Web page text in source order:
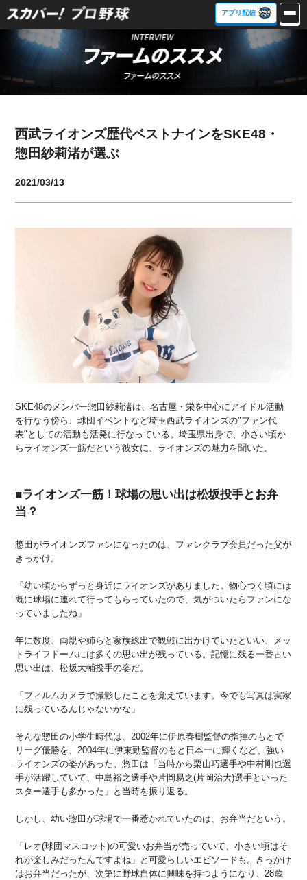
アプリ配信
西武ライオンズ歴代ベストナインをSKE48・
惣田紗莉渚が選ぶ
2021/03/13
SKE48のメンバー惣田紗莉渚は、名古屋・栄を中心にアイドル活動
を行なう傍ら、球団イベントなど埼玉西武ライオンズの"ファン代
表"としての活動も活発に行なっている。埼玉県出身で、小さい頃か
らライオンズ一筋だという彼女に、ライオンズの魅力を聞いた。
■ライオンズ一筋！球場の思い出は松坂投手とお弁
当？
惣田がライオンズファンになったのは、ファンクラブ会員だった父が
きっかけ。
「幼い頃からずっと身近にライオンズがありました。物心つく頃には
既に球場に連れて行ってもらっていたので、気がついたらファンにな
っていましたね」
年に数度、両親や姉らと家族総出で観戦に出かけていたといい、メッ
トライフドームには多くの思い出が残っている。記憶に残る一番古い
思い出は、松坂大輔投手の姿だ。
「フィルムカメラで撮影したことを覚えています。今でも写真は実家
に残っているんじゃないかな」
そんな惣田の小学生時代は、2002年に伊原春樹監督の指揮のもとで
リーグ優勝を、2004年に伊東勤監督のもと日本一に輝くなど、強い
ライオンズの姿があった。惣田は「当時から栗山巧選手や中村剛也選
手が活躍していて、中島裕之選手や片岡易之(片岡治大)選手といった
スター選手も多かった」と当時を振り返る。
しかし、幼い惣田が球場で一番惹かれていたのは、お弁当だという。
「レオ(球団マスコット)の可愛いお弁当が売っていて、小さい頃はそ
れが楽しみだったんですよね」と可愛らしいエピソードも。きっかけ
はお弁当だったが、次第に野球自体に興味を持つようになり、28歳